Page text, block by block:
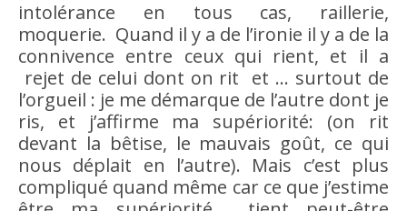
intolérance en tous cas, raillerie,
moquerie. Quand il y a de l’ironie il y a de la
connivence entre ceux qui rient, et il a
rejet de celui dont on rit et … surtout de
l’orgueil : je me démarque de l’autre dont je
ris, et j’affirme ma supériorité: (on rit
devant la bêtise, le mauvais goût, ce qui
nous déplait en l’autre). Mais c’est plus
compliqué quand même car ce que j’estime